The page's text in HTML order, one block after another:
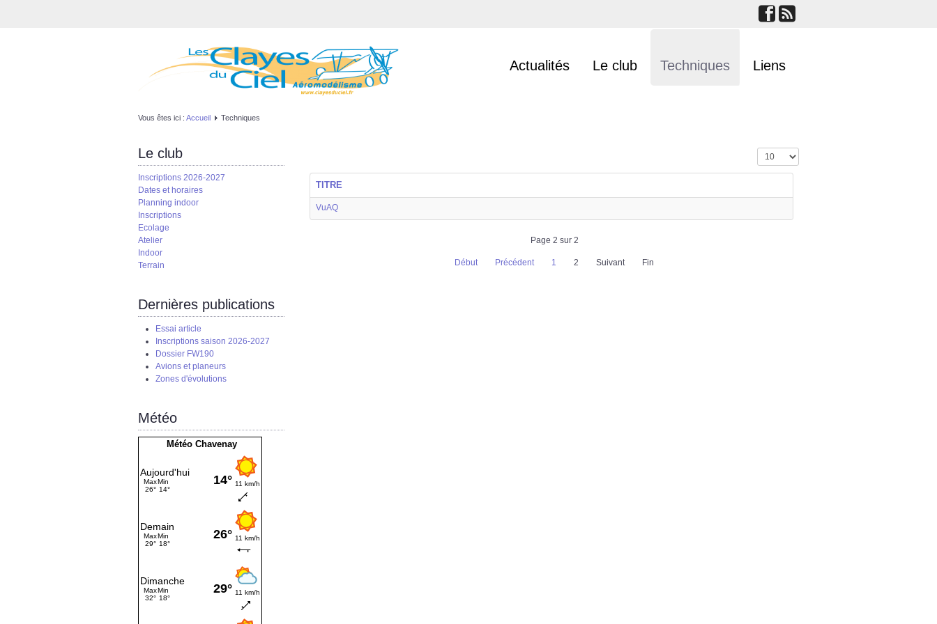
Actualités Le club Techniques Liens
Vous êtes ici : Accueil Techniques
Le club
Inscriptions 2026-2027
Dates et horaires
Planning indoor
Inscriptions
Ecolage
Atelier
Indoor
Terrain
Dernières publications
Essai article
Inscriptions saison 2026-2027
Dossier FW190
Avions et planeurs
Zones d'évolutions
Météo
Météo Chavenay
Affichage #
TITRE
VuAQ
Page 2 sur 2
Début Précédent 1 2 Suivant Fin